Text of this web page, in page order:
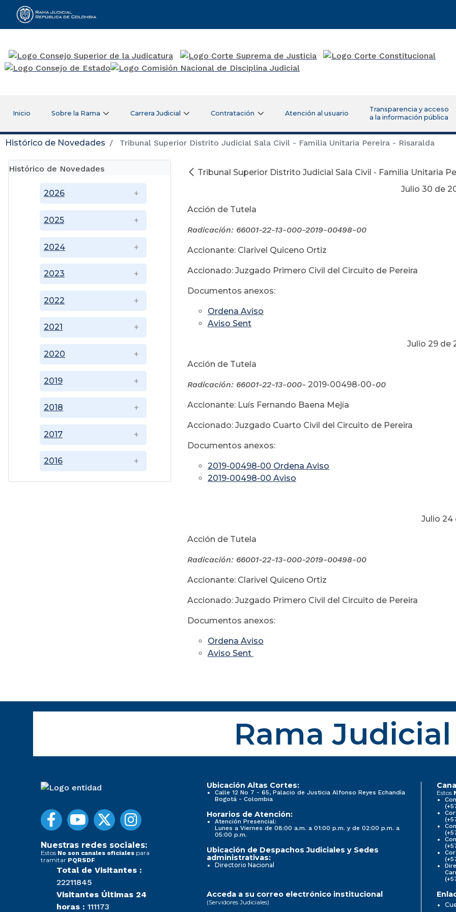
Rama Judicial
Inicio Sobre la Rama Carrera Judicial Contratación Atención al usuario
Transparencia y acceso
a la información pública
Histórico de Novedades Tribunal Superior Distrito Judicial Sala Civil - Familia Unitaria Pereira - Risaralda
Histórico de Novedades
2016
2017
2018
2019
2020
2021
2022
2023
2024
2025
2026
Tribunal Superior Distrito Judicial Sala Civil - Familia Unitaria
Julio 30 de
Acción de Tutela
Radicación: 66001-22-13-000-2019-00498-00
Accionante: Clarivel Quiceno Ortiz
Accionado: Juzgado Primero Civil del Circuito de Pereira
Documentos anexos:
Ordena Aviso
Aviso Sent
Julio 29 de
Acción de Tutela
Radicación: 66001-22-13-000- 2019-00498-00-00
Accionante: Luís Fernando Baena Mejía
Accionado: Juzgado Cuarto Civil del Circuito de Pereira
Documentos anexos:
2019-00498-00 Ordena Aviso
2019-00498-00 Aviso
Julio 24 de
Acción de Tutela
Radicación: 66001-22-13-000-2019-00498-00
Accionante: Clarivel Quiceno Ortiz
Accionado: Juzgado Primero Civil del Circuito de Pereira
Documentos anexos:
Ordena Aviso
Aviso Sent
Rama Judicial
Nuestras redes sociales:
Estos No son canales oficiales para
tramitar PQRSDF
Total de Visitantes :
22211845
Visitantes Últimas 24
horas : 111173
Ubicación Altas Cortes:
Calle 12 No 7 - 65, Palacio de Justicia Alfonso Reyes Echandía
Bogotá - Colombia
Horarios de Atención:
Atención Presencial:
Lunes a Viernes de 08:00 a.m. a 01:00 p.m. y de 02:00 p.m. a
05:00 p.m.
Ubicación de Despachos Judiciales y Sedes
administrativas:
Directorio Nacional
Estos
Acceda a su correo electrónico institucional
(Servidores Judiciales)